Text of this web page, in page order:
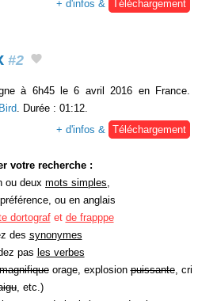
+ d'infos &
Téléchargement
#2
à 6h45 le 6 avril 2016 en France.
. Durée : 01:12.
+ d'infos & Téléchargement
votre recherche :
ou deux mots simples,
ou en anglais
dortografet de frapppe
des synonymes
pas les verbes
orage, explosionpuissante, cri
, etc.)